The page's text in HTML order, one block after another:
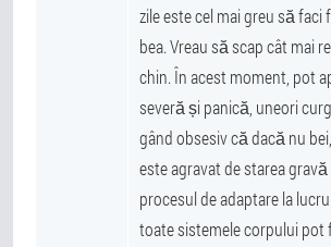
zile este cel mai greu să faci
bea. Vreau să scap cât mai
chin. În acest moment, pot
severă și panică, uneori
gând obsesiv că dacă nu
este agravat de starea
procesul de adaptare la
toate sistemele corpului pot